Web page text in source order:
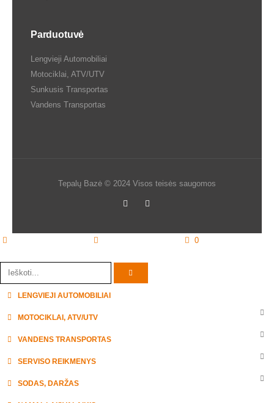
Parduotuvė
Lengvieji Automobiliai
Motociklai, ATV/UTV
Sunkusis Transportas
Vandens Transportas
Tepalų Bazė © 2024 Visos teisės saugomos
0
LENGVIEJI AUTOMOBILIAI
MOTOCIKLAI, ATV/UTV
VANDENS TRANSPORTAS
SERVISO REIKMENYS
SODAS, DARŽAS